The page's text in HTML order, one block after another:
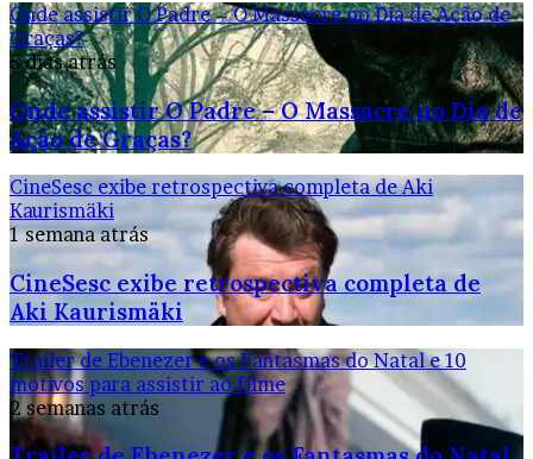
Onde assistir O Padre – O Massacre no Dia de Ação de
Graças?
5 dias atrás
Onde assistir O Padre – O Massacre no Dia de
Ação de Graças?
CineSesc exibe retrospectiva completa de Aki
Kaurismäki
1 semana atrás
CineSesc exibe retrospectiva completa de
Aki Kaurismäki
Trailer de Ebenezer e os Fantasmas do Natal e 10
motivos para assistir ao filme
2 semanas atrás